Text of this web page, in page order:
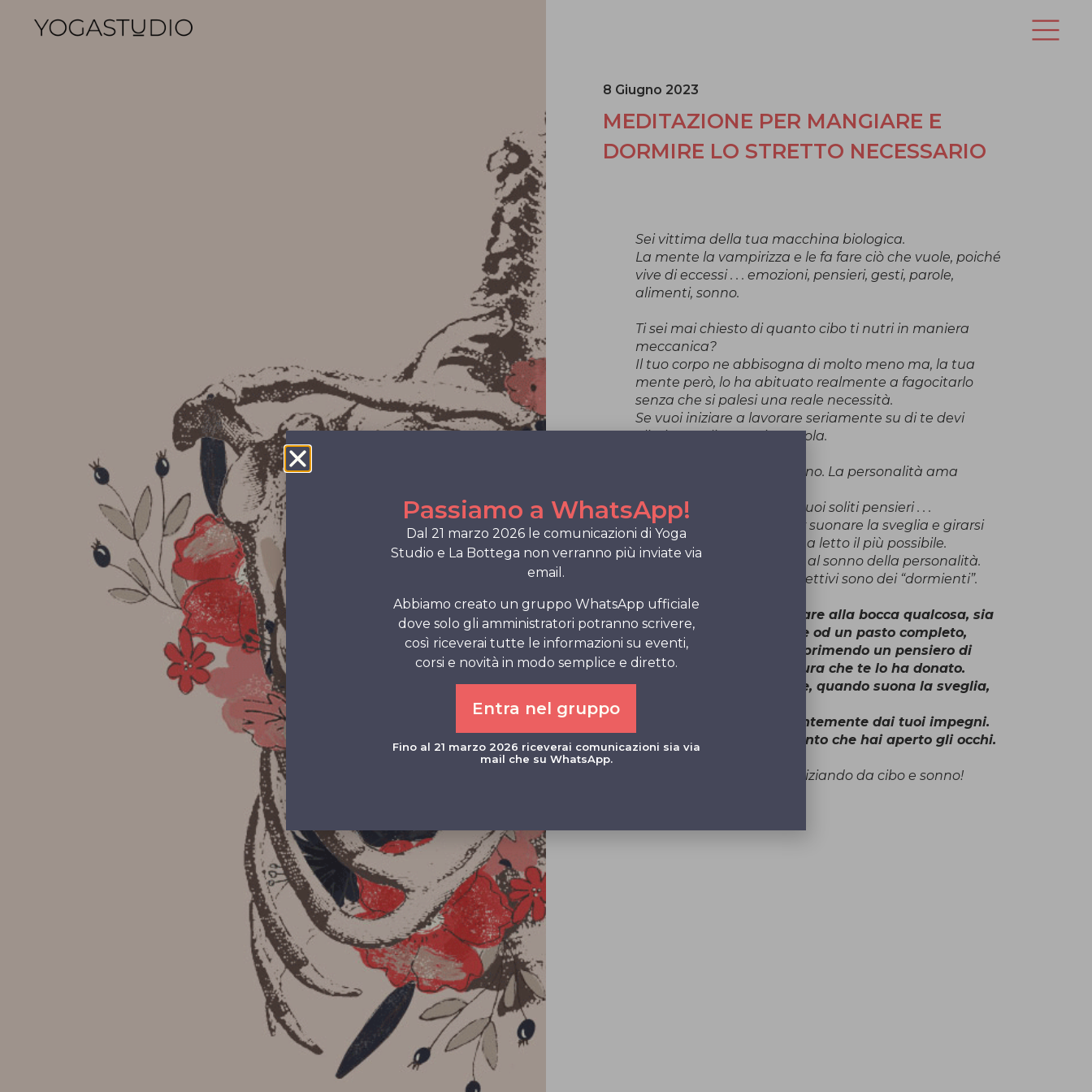
8 Giugno 2023
MEDITAZIONE PER MANGIARE E
DORMIRE LO STRETTO NECESSARIO
Sei vittima della tua macchina biologica.
La mente la vampirizza e le fa fare ciò che vuole, poiché
vive di eccessi . . . emozioni, pensieri, gesti, parole,
alimenti, sonno.
Ti sei mai chiesto di quanto cibo ti nutri in maniera
meccanica?
Il tuo corpo ne abbisogna di molto meno ma, la tua
mente però, lo ha abituato realmente a fagocitarlo
senza che si palesi una reale necessità.
Se vuoi iniziare a lavorare seriamente su di te devi
eliminare gli eccessi a tavola.
Stessa cosa dicasi del sonno. La personalità ama
La mente si trastulla nei suoi soliti pensieri . . .
appisolarsi fino a tardi, far suonare la sveglia e girarsi
dall’altra parte, indugiare a letto il più possibile.
Il sonno fisico corrisponde al sonno della personalità.
Coloro che non hanno obiettivi sono dei “dormienti”.
Per il cibo, prima di portare alla bocca qualcosa, sia
esso uno spuntino veloce od un pasto completo,
ricordati di benedirlo, esprimendo un pensiero di
gratitudine verso la Natura che te lo ha donato.
In merito al sonno invece, quando suona la sveglia,
Fallo e basta, indipendentemente dai tuoi impegni.
Alzati appena ti rendi conto che hai aperto gli occhi.
Disciplina la tua mente iniziando da cibo e sonno!
Passiamo a WhatsApp!
Dal 21 marzo 2026 le comunicazioni di Yoga
Studio e La Bottega non verranno più inviate via
email.
Abbiamo creato un gruppo WhatsApp ufficiale
dove solo gli amministratori potranno scrivere,
così riceverai tutte le informazioni su eventi,
corsi e novità in modo semplice e diretto.
Entra nel gruppo
Fino al 21 marzo 2026 riceverai comunicazioni sia via
mail che su WhatsApp.